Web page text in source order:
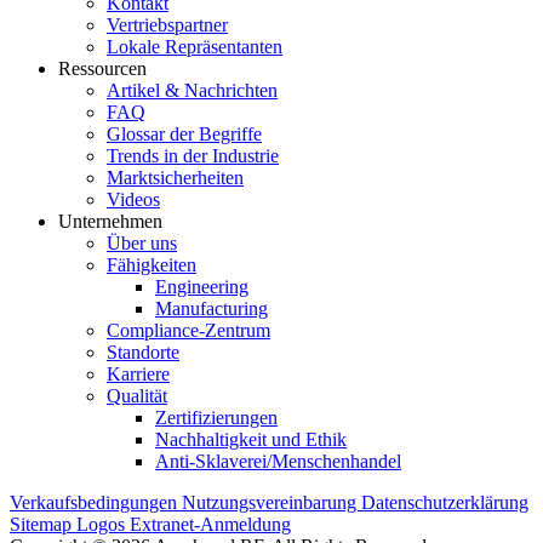
Vertriebspartner
Lokale Repräsentanten
Ressourcen
Artikel & Nachrichten
FAQ
Glossar der Begriffe
Trends in der Industrie
Marktsicherheiten
Videos
Unternehmen
Über uns
Fähigkeiten
Engineering
Manufacturing
Compliance-Zentrum
Standorte
Karriere
Qualität
Zertifizierungen
Nachhaltigkeit und Ethik
Anti-Sklaverei/Menschenhandel
Verkaufsbedingungen Nutzungsvereinbarung Datenschutzerklärung
Sitemap Logos Extranet-Anmeldung